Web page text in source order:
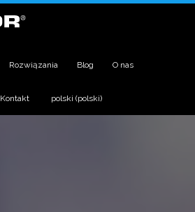
Rozwiązania Blog O nas
Kontakt polski (polski)